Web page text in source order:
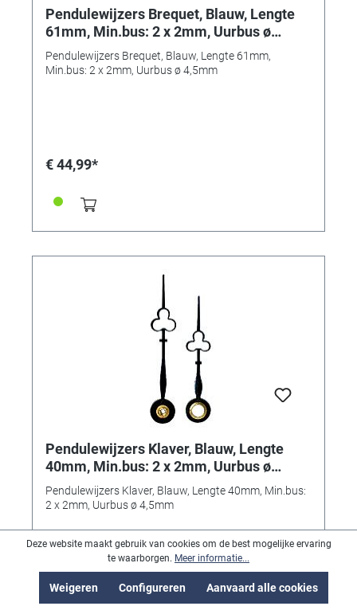
Pendulewijzers Brequet, Blauw, Lengte
61mm, Min.bus: 2 x 2mm, Uurbus ø
4,5mm
Pendulewijzers Brequet, Blauw, Lengte 61mm,
Min.bus: 2 x 2mm, Uurbus ø 4,5mm
€ 44,99*
Pendulewijzers Klaver, Blauw, Lengte
40mm, Min.bus: 2 x 2mm, Uurbus ø
4,5mm
Pendulewijzers Klaver, Blauw, Lengte 40mm, Min.bus:
2 x 2mm, Uurbus ø 4,5mm
€ 31,99*
Deze website maakt gebruik van cookies om de best mogelijke ervaring
te waarborgen. Meer informatie...
Weigeren Configureren Aanvaard alle cookies